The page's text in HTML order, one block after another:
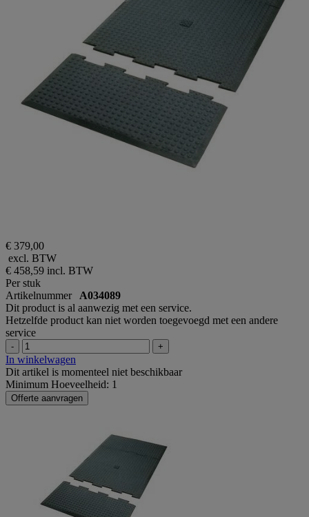
€ 379,00
excl. BTW
€ 458,59 incl. BTW
Per stuk
Artikelnummer A034089
Dit product is al aanwezig met een service.
Hetzelfde product kan niet worden toegevoegd met een andere
service
- +
In winkelwagen
Dit artikel is momenteel niet beschikbaar
Minimum Hoeveelheid: 1
Offerte aanvragen